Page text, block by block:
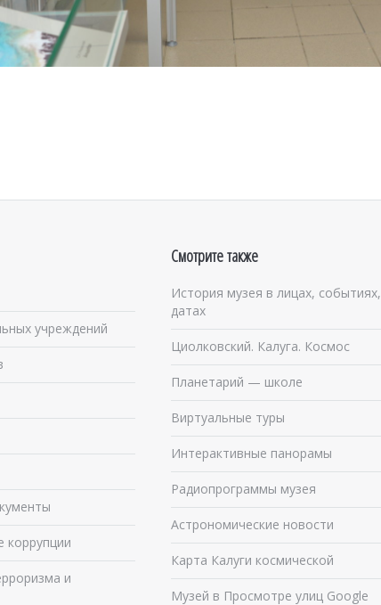
учреждений
коррупции
и
Смотрите также
История музея в лицах, событиях,
датах
Циолковский. Калуга. Космос
Планетарий — школе
Виртуальные туры
Интерактивные панорамы
Радиопрограммы музея
Астрономические новости
Карта Калуги космической
Музей в Просмотре улиц Google